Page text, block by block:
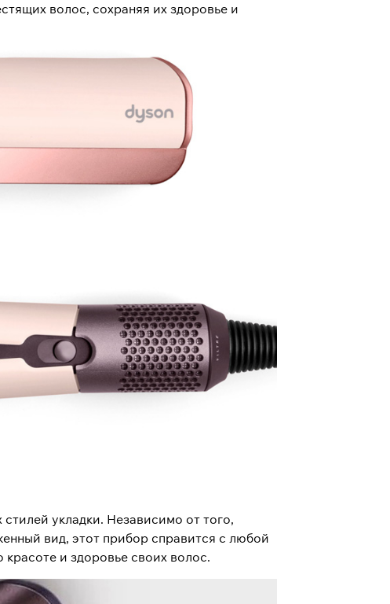
волос, сохраняя их здоровье и
укладки. Независимо от того,
вид, этот прибор справится с любой
и здоровье своих волос.